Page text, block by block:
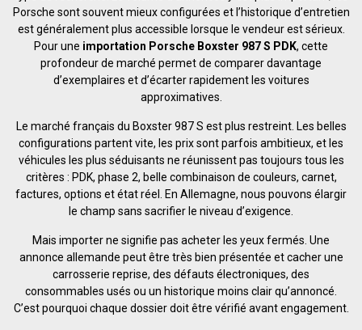
Porsche sont souvent mieux configurées et l’historique d’entretien
est généralement plus accessible lorsque le vendeur est sérieux.
Pour une importation Porsche Boxster 987 S PDK, cette
profondeur de marché permet de comparer davantage
d’exemplaires et d’écarter rapidement les voitures
approximatives.
Le marché français du Boxster 987 S est plus restreint. Les belles
configurations partent vite, les prix sont parfois ambitieux, et les
véhicules les plus séduisants ne réunissent pas toujours tous les
critères : PDK, phase 2, belle combinaison de couleurs, carnet,
factures, options et état réel. En Allemagne, nous pouvons élargir
le champ sans sacrifier le niveau d’exigence.
Mais importer ne signifie pas acheter les yeux fermés. Une
annonce allemande peut être très bien présentée et cacher une
carrosserie reprise, des défauts électroniques, des
consommables usés ou un historique moins clair qu’annoncé.
C’est pourquoi chaque dossier doit être vérifié avant engagement.